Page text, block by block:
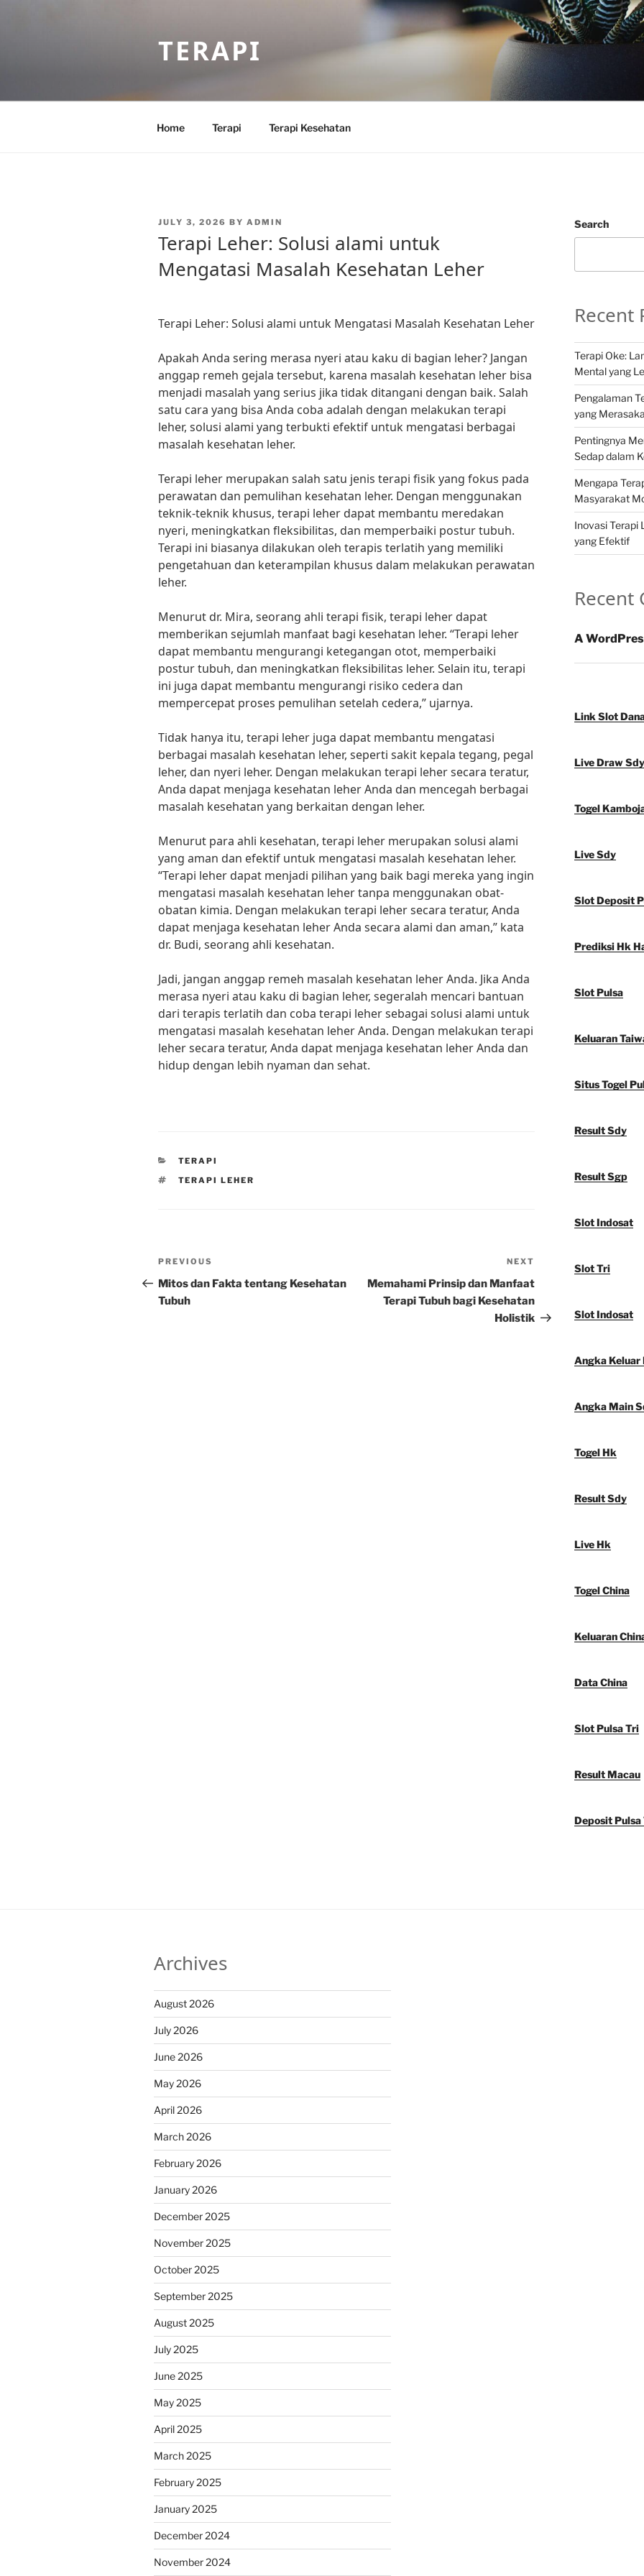
TERAPI
Home Terapi Terapi Kesehatan
POSTED
JULY 3, 2026 BY ADMIN
Terapi Leher: Solusi alami untuk
Mengatasi Masalah Kesehatan Leher
Terapi Leher: Solusi alami untuk Mengatasi Masalah Kesehatan Leher
Apakah Anda sering merasa nyeri atau kaku di bagian leher? Jangan
anggap remeh gejala tersebut, karena masalah kesehatan leher bisa
menjadi masalah yang serius jika tidak ditangani dengan baik. Salah
satu cara yang bisa Anda coba adalah dengan melakukan terapi
leher, solusi alami yang terbukti efektif untuk mengatasi berbagai
masalah kesehatan leher.
Terapi leher merupakan salah satu jenis terapi fisik yang fokus pada
perawatan dan pemulihan kesehatan leher. Dengan menggunakan
teknik-teknik khusus, terapi leher dapat membantu meredakan
nyeri, meningkatkan fleksibilitas, dan memperbaiki postur tubuh.
Terapi ini biasanya dilakukan oleh terapis terlatih yang memiliki
pengetahuan dan keterampilan khusus dalam melakukan perawatan
leher.
Menurut dr. Mira, seorang ahli terapi fisik, terapi leher dapat
memberikan sejumlah manfaat bagi kesehatan leher. “Terapi leher
dapat membantu mengurangi ketegangan otot, memperbaiki
postur tubuh, dan meningkatkan fleksibilitas leher. Selain itu, terapi
ini juga dapat membantu mengurangi risiko cedera dan
mempercepat proses pemulihan setelah cedera,” ujarnya.
Tidak hanya itu, terapi leher juga dapat membantu mengatasi
berbagai masalah kesehatan leher, seperti sakit kepala tegang, pegal
leher, dan nyeri leher. Dengan melakukan terapi leher secara teratur,
Anda dapat menjaga kesehatan leher Anda dan mencegah berbagai
masalah kesehatan yang berkaitan dengan leher.
Menurut para ahli kesehatan, terapi leher merupakan solusi alami
yang aman dan efektif untuk mengatasi masalah kesehatan leher.
“Terapi leher dapat menjadi pilihan yang baik bagi mereka yang ingin
mengatasi masalah kesehatan leher tanpa menggunakan obat-
obatan kimia. Dengan melakukan terapi leher secara teratur, Anda
dapat menjaga kesehatan leher Anda secara alami dan aman,” kata
dr. Budi, seorang ahli kesehatan.
Jadi, jangan anggap remeh masalah kesehatan leher Anda. Jika Anda
merasa nyeri atau kaku di bagian leher, segeralah mencari bantuan
dari terapis terlatih dan coba terapi leher sebagai solusi alami untuk
mengatasi masalah kesehatan leher Anda. Dengan melakukan terapi
leher secara teratur, Anda dapat menjaga kesehatan leher Anda dan
hidup dengan lebih nyaman dan sehat.
CATEGORIES
TERAPI
TAGS
TERAPI LEHER
Post
navigation
Previous
Post
PREVIOUS
Mitos dan Fakta tentang Kesehatan
Tubuh
Post
NEXT
Memahami Prinsip dan Manfaat
Terapi Tubuh bagi Kesehatan
Holistik
Search
Recent
Terapi Oke:
Mental yang
Pengalaman
yang
Pentingnya
Sedap dalam
Mengapa
Masyarakat
Inovasi Terapi
yang Efektif
Recent
A
Link Slot
Live Draw Sdy
Togel
Live Sdy
Slot Deposit
Prediksi Hk
Slot Pulsa
Keluaran
Situs Togel
Result Sdy
Result Sgp
Slot Indosat
Slot Tri
Slot Indosat
Angka Keluar
Angka Main
Togel Hk
Result Sdy
Live Hk
Togel China
Keluaran
Data China
Slot Pulsa Tri
Result Macau
Deposit Pulsa
Archives
August 2026
July 2026
June 2026
May 2026
April 2026
March 2026
February 2026
January 2026
December 2025
November 2025
October 2025
September 2025
August 2025
July 2025
June 2025
May 2025
April 2025
March 2025
February 2025
January 2025
December 2024
November 2024